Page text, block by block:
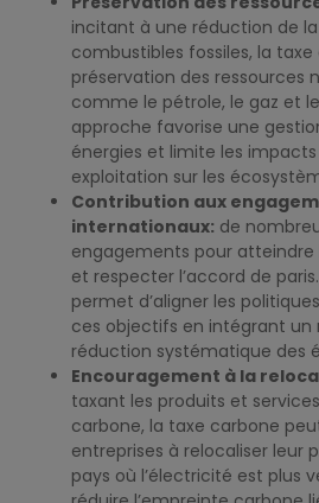
incitant à une réduction de
combustibles fossiles, la
préservation des ressources
comme le pétrole, le gaz et
approche favorise une
énergies et limite les
exploitation sur les
Contribution aux
internationaux: de
engagements pour
et respecter l’accord de
permet d’aligner les
ces objectifs en intégrant un
réduction systématique des
Encouragement à la
taxant les produits et
carbone, la taxe carbone
entreprises à relocaliser leur
pays où l’électricité est plus